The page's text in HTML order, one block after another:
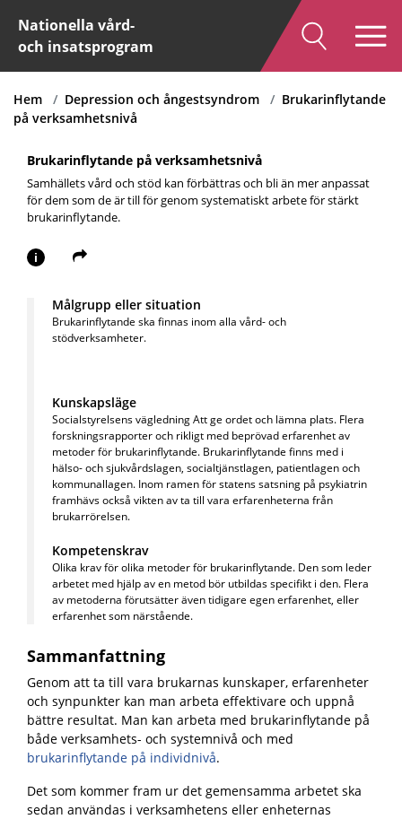
Nationella vård-
och insatsprogram
Hem Depression och ångestsyndrom
Brukarinflytande
på verksamhetsnivå
Brukarinflytande på verksamhetsnivå
Samhällets vård och stöd kan förbättras och bli än mer anpassat
för dem som de är till för genom systematiskt arbete för stärkt
brukarinflytande.
i
Målgrupp eller situation
Brukarinflytande ska finnas inom alla vård- och
stödverksamheter.
Kunskapsläge
Socialstyrelsens vägledning Att ge ordet och lämna plats. Flera
forskningsrapporter och rikligt med beprövad erfarenhet av
metoder för brukarinflytande. Brukarinflytande finns med i
hälso- och sjukvårdslagen, socialtjänstlagen, patientlagen och
kommunallagen. Inom ramen för statens satsning på psykiatrin
framhävs också vikten av ta till vara erfarenheterna från
brukarrörelsen.
Kompetenskrav
Olika krav för olika metoder för brukarinflytande. Den som leder
arbetet med hjälp av en metod bör utbildas specifikt i den. Flera
av metoderna förutsätter även tidigare egen erfarenhet, eller
erfarenhet som närstående.
Sammanfattning
Genom att ta till vara brukarnas kunskaper, erfarenheter
och synpunkter kan man arbeta effektivare och uppnå
bättre resultat. Man kan arbeta med brukarinflytande på
både verksamhets- och systemnivå och med
brukarinflytande på individnivå.
Det som kommer fram ur det gemensamma arbetet ska
sedan användas i verksamhetens eller enheternas